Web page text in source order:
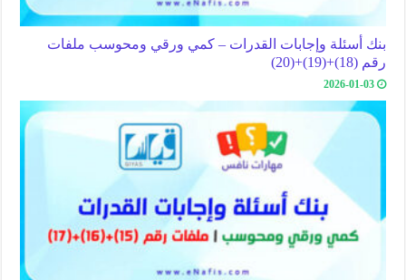
بنك أسئلة وإجابات القدرات – كمي ورقي ومحوسب ملفات
رقم (18)+(19)+(20)
2026-01-03